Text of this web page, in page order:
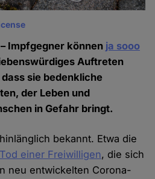
Impfgegner können ja sooo
Auftreten
sie bedenkliche
der Leben und
in Gefahr bringt.
bekannt. Etwa die
Tod einer Freiwilligen, die sich
neu entwickelten Corona-